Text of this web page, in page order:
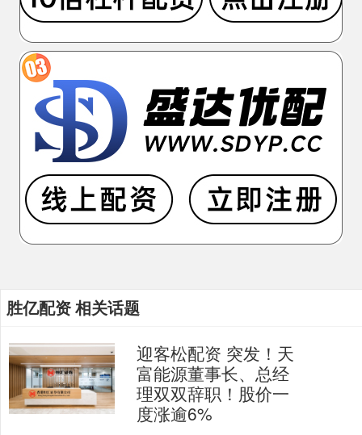
胜亿配资 相关话题
迎客松配资 突发！天
富能源董事长、总经
理双双辞职！股价一
度涨逾6%